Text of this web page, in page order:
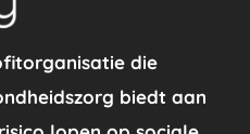
die
biedt aan